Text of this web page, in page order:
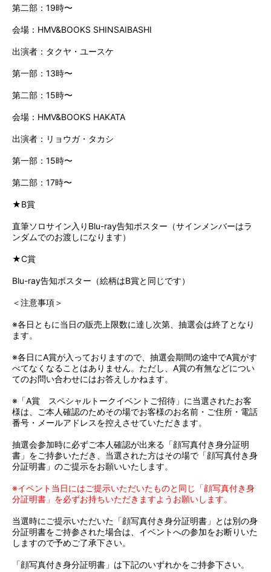
第二部：19時〜
会場：HMV&BOOKS SHINSAIBASHI
出演者：タクヤ・ユースケ
第一部：13時〜
第二部：15時〜
会場：HMV&BOOKS HAKATA
出演者：リョウガ・タカシ
第一部：15時〜
第二部：17時〜
★B賞
直筆ソロサイン入りBlu-ray告知ポスター（サインメンバーはラ
ンダムでのお渡しになります）
★C賞
Blu-ray告知ポスター（絵柄はB賞と同じです）
＜注意事項＞
※各日ともに当日の販売上限数に達し次第、抽選会は終了となり
ます。
※各日にA賞が入っておりますので、抽選会期間の途中でA賞がす
べてなくなることはありません。ただし、A賞の有無などについ
てのお問い合わせにはお答えしかねます。
※「A賞 スペシャルトークイベントご招待」に当選されたお客
様は、ご本人確認のためその場でお客様のお名前・ご住所・電話
番号・メールアドレスを控えさせていただきます。
抽選会参加時に必ずご本人確認が出来る「顔写真付き身分証明
書」をご持参いただき、当選された方はその場で「顔写真付き身
分証明書」のご提示をお願いいたします。
※イベント当日にはご提示いただいたものと同じ「顔写真付き身
分証明書」を必ずお持ちいただきますようお願いします。
当選時にご提示いただいた「顔写真付き身分証明書」とは別の身
分証明書をご持参された場合は、イベントへの参加をお断りいた
しますので予めご了承下さい。
「顔写真付き身分証明書」は下記のいずれかをご持参下さい。